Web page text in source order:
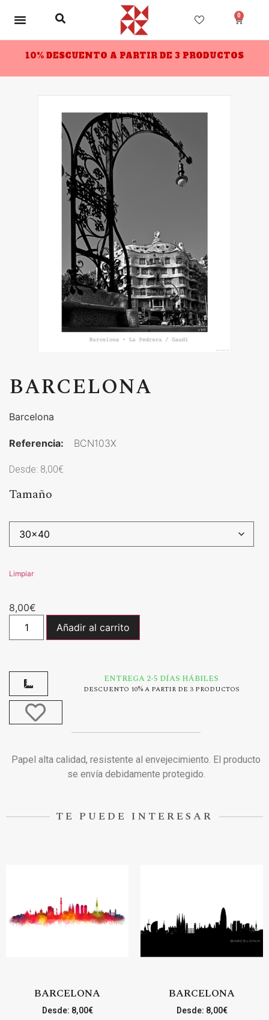
0
10% DESCUENTO A PARTIR DE 3 PRODUCTOS
BARCELONA
Barcelona
Referencia: BCN103X
Desde: 8,00€
Tamaño
Limpiar
8,00€
Añadir al carrito
ENTREGA 2-5 DÍAS HÁBILES
DESCUENTO 10% A PARTIR DE 3 PRODUCTOS
Papel alta calidad, resistente al envejecimiento. El producto
se envía debidamente protegido.
TE PUEDE INTERESAR
BARCELONA
Desde: 8,00€
BARCELONA
Desde: 8,00€